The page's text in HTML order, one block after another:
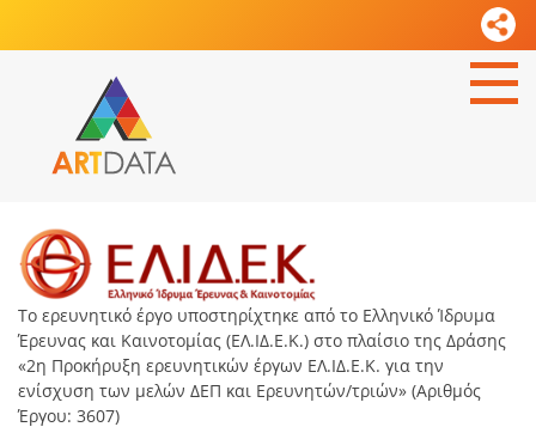
Το ερευνητικό έργο υποστηρίχτηκε από το Ελληνικό Ίδρυμα
Έρευνας και Καινοτομίας (ΕΛ.ΙΔ.Ε.Κ.) στο πλαίσιο της Δράσης
«2η Προκήρυξη ερευνητικών έργων ΕΛ.ΙΔ.Ε.Κ. για την
ενίσχυση των μελών ΔΕΠ και Ερευνητών/τριών» (Αριθμός
Έργου: 3607)